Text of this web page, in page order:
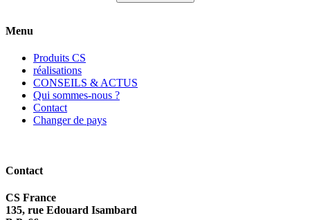
Menu
Produits CS
réalisations
CONSEILS & ACTUS
Qui sommes-nous ?
Contact
Changer de pays
Contact
CS France
135, rue Edouard Isambard